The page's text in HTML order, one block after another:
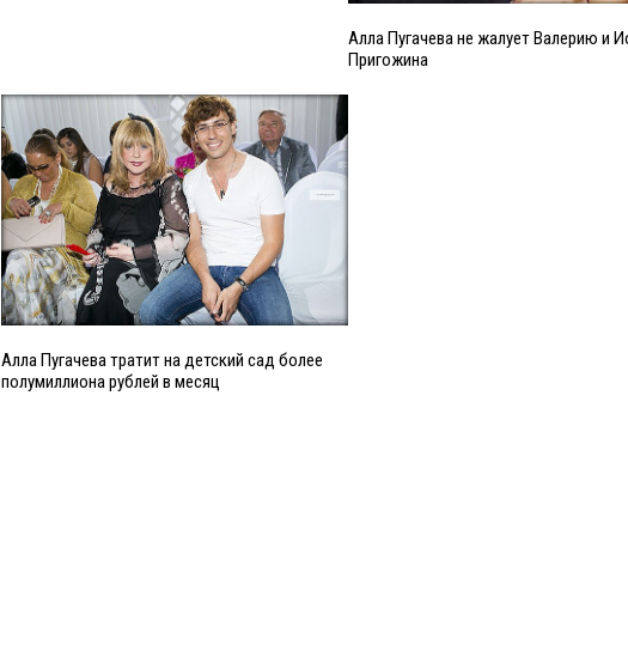
Алла Пугачева не жалует Валерию и
Пригожина
Алла Пугачева тратит на детский сад более
полумиллиона рублей в месяц